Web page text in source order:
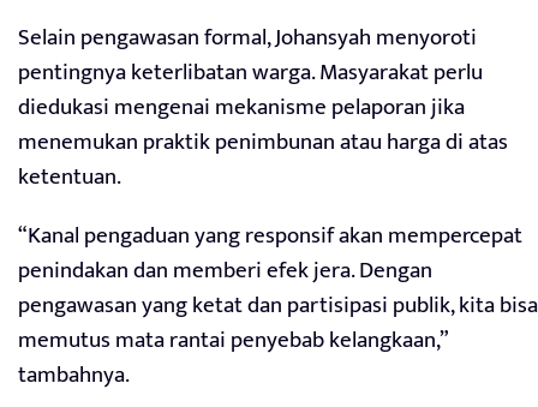
Selain pengawasan formal, Johansyah menyoroti
pentingnya keterlibatan warga. Masyarakat perlu
diedukasi mengenai mekanisme pelaporan jika
menemukan praktik penimbunan atau harga di atas
ketentuan.
“Kanal pengaduan yang responsif akan mempercepat
penindakan dan memberi efek jera. Dengan
pengawasan yang ketat dan partisipasi publik, kita bisa
memutus mata rantai penyebab kelangkaan,”
tambahnya.